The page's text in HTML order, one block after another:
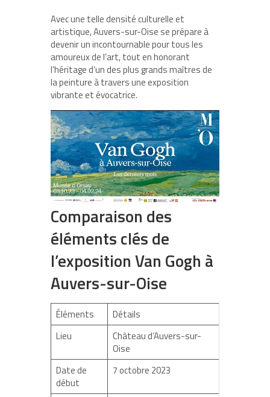
Avec une telle densité culturelle et
artistique, Auvers-sur-Oise se prépare à
devenir un incontournable pour tous les
amoureux de l’art, tout en honorant
l’héritage d’un des plus grands maîtres de
la peinture à travers une exposition
vibrante et évocatrice.
Comparaison des
éléments clés de
l’exposition Van Gogh à
Auvers-sur-Oise
Éléments
Détails
Lieu
Château d’Auvers-sur-
Oise
Date de
début
7 octobre 2023